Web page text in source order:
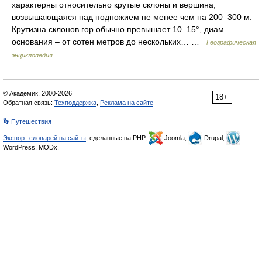
характерны относительно крутые склоны и вершина,
возвышающаяся над подножием не менее чем на 200–300 м.
Крутизна склонов гор обычно превышает 10–15°, диам.
основания – от сотен метров до нескольких… …
Географическая
энциклопедия
18+
© Академик, 2000-2026
Обратная связь: Техподдержка Реклама на сайте
👣 Путешествия
Экспорт словарей на сайты , сделанные на PHP, Joomla,
Drupal,
WordPress, MODx.